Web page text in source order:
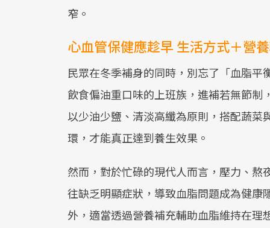
窄。
心血管保健應趁早 生活方式＋營
民眾在冬季補身的同時，別忘了「血脂
飲食偏油重口味的上班族，進補若無節制
以少油少鹽、清淡高纖為原則，搭配蔬菜
環，才能真正達到養生效果。
然而，對於忙碌的現代人而言，壓力、
往缺乏明顯症狀，導致血脂問題成為健康
外，適當透過營養補充輔助血脂維持在